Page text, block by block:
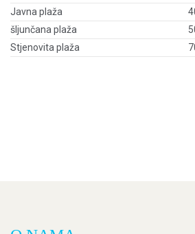
Javna plaža
šljunčana plaža
Stjenovita plaža